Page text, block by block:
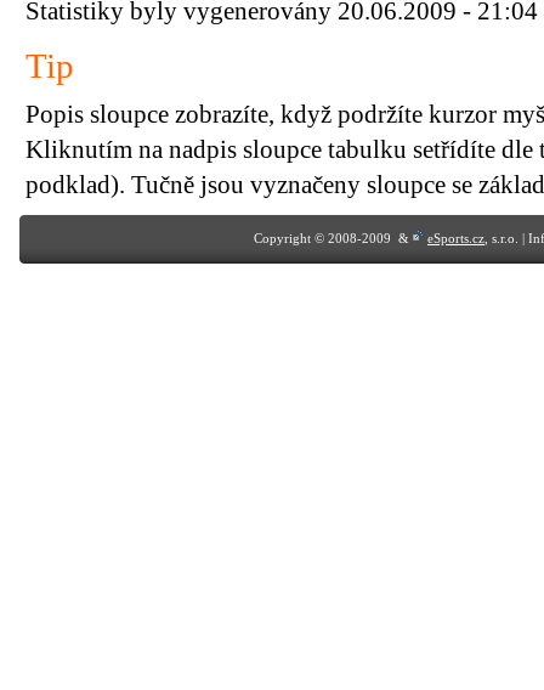
Statistiky byly vygenerovány 20.06.2009 - 21:04
Tip
Popis sloupce zobrazíte, když podržíte kurzor
Kliknutím na nadpis sloupce tabulku setřídíte dle
podklad). Tučně jsou vyznačeny sloupce se
Copyright © 2008-2009 & eSports.cz , s.r.o. |